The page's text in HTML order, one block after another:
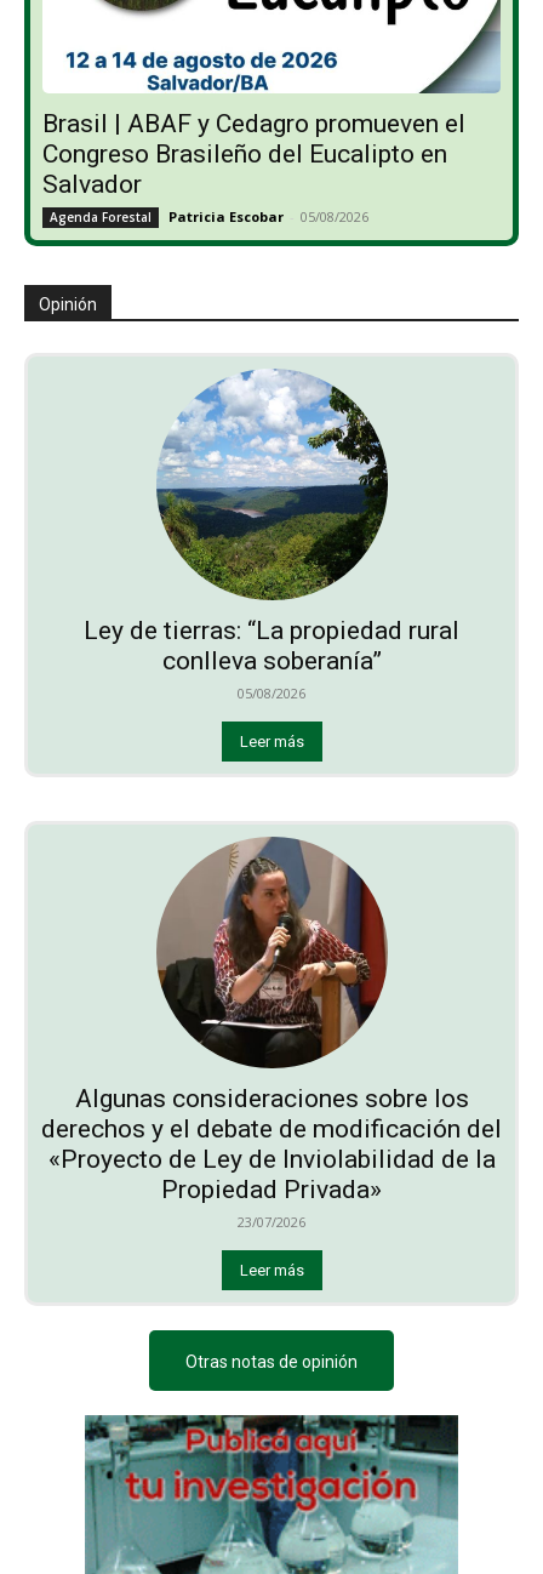
Brasil | ABAF y Cedagro promueven el
Congreso Brasileño del Eucalipto en
Salvador
Agenda Forestal Patricia Escobar - 05/08/2026
Opinión
Ley de tierras: “La propiedad rural
conlleva soberanía”
05/08/2026
Leer más
Algunas consideraciones sobre los
derechos y el debate de modificación del
«Proyecto de Ley de Inviolabilidad de la
Propiedad Privada»
23/07/2026
Leer más
Otras notas de opinión